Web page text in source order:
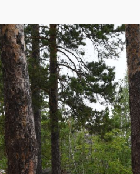
32.64″ E (view at maps ofGoogle,
Шихан) и одноименное озеро
три части: Большой Шихан, Средний
plants & lichens(78)